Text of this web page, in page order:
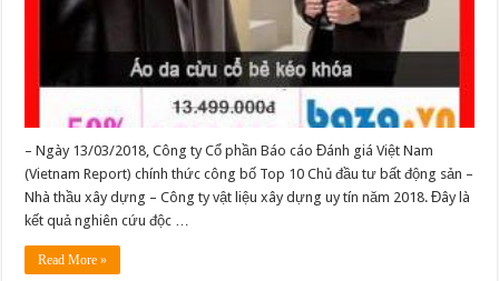
– Ngày 13/03/2018, Công ty Cổ phần Báo cáo Đánh giá Việt Nam
(Vietnam Report) chính thức công bố Top 10 Chủ đầu tư bất động sản –
Nhà thầu xây dựng – Công ty vật liệu xây dựng uy tín năm 2018. Đây là
kết quả nghiên cứu độc …
Read More »